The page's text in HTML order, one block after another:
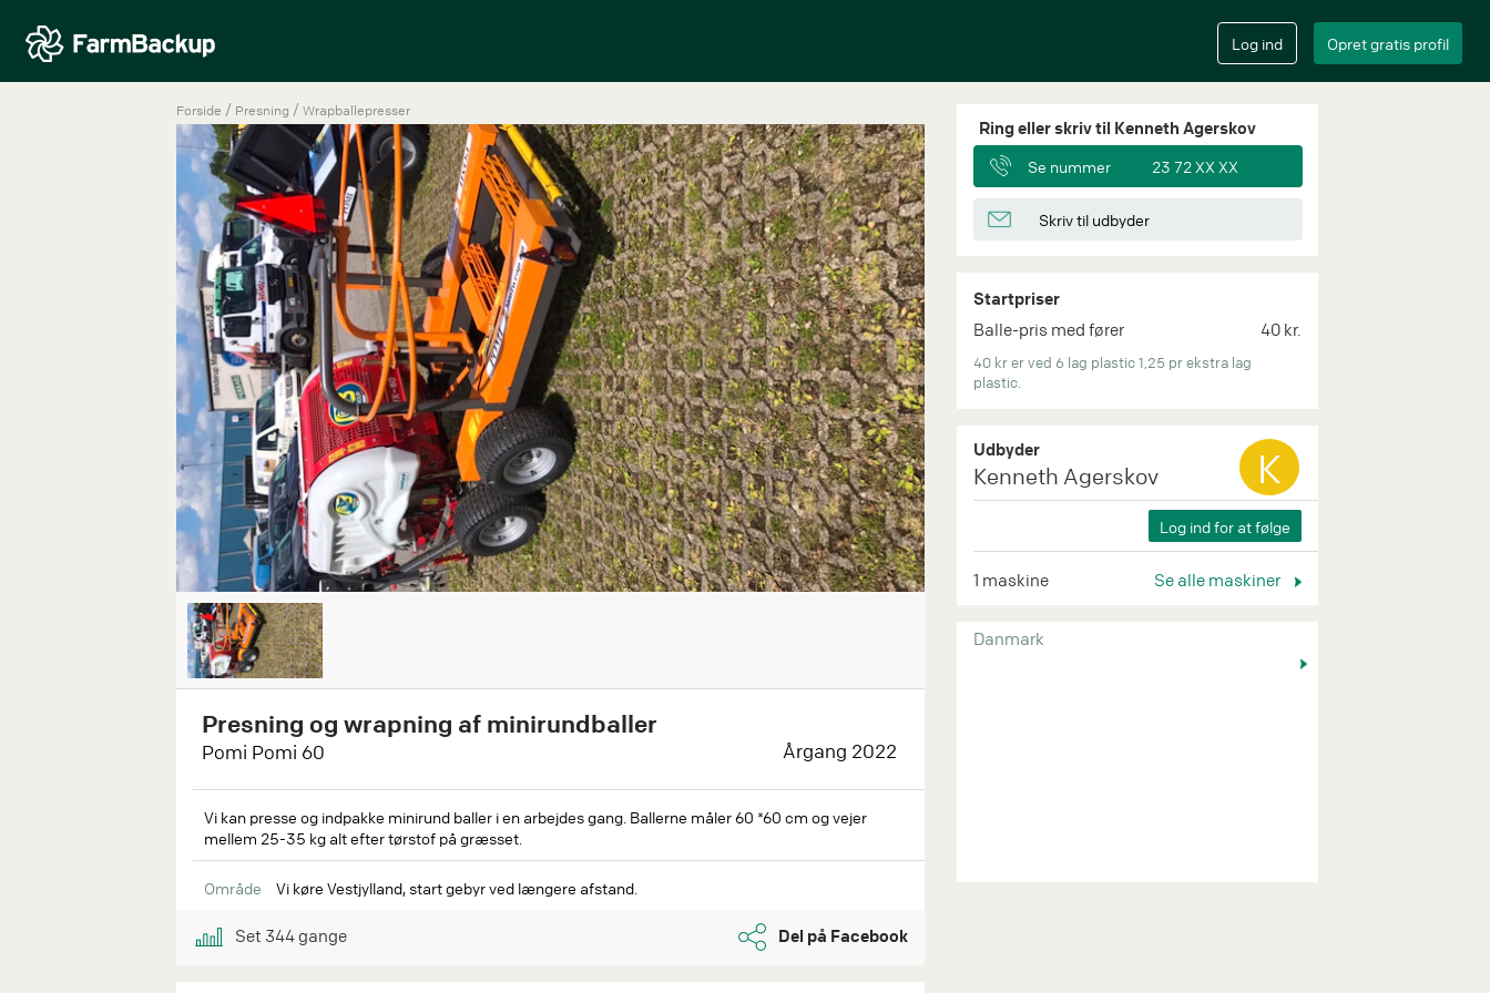
Forside / Presning / Wrapballepresser
Presning og wrapning af minirundballer
Pomi Pomi 60 Årgang 2022
Vi kan presse og indpakke minirund baller i en arbejdes gang. Ballerne måler 60 *60 cm og vejer
mellem 25-35 kg alt efter tørstof på græsset.
Område Vi køre Vestjylland, start gebyr ved længere afstand.
Set 344gange Del på Facebook
Ring eller skriv til Kenneth Agerskov
Se nummer 23 72 XX XX
Skriv til udbyder
Startpriser
Balle-pris med fører
40 kr.
40 kr er ved 6 lag plastic 1,25 pr ekstra lag
plastic.
Udbyder
Kenneth Agerskov K
1 maskine Se alle maskiner
Danmark